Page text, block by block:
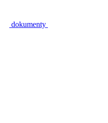
dokumenty